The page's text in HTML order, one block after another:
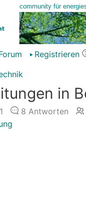
Registrieren
in
8 Antworten